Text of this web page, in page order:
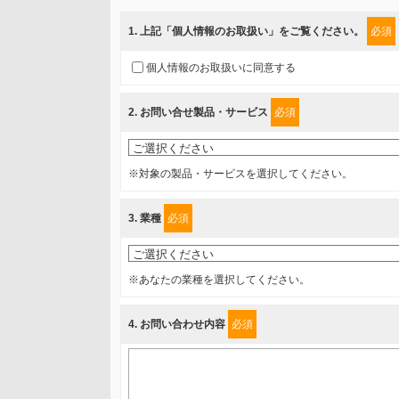
ご入力頂いたお客様の情報は、個人情報保護方針に則
得たいと存じますので、宜しくお願い申し上げます。
富士ソフト株式会社
個人情報保護管理担当役員
〒231-8008 神奈川県横浜市中区桜木町1-1
1.当社が取り扱う商品・サービスに関するご案内
2.当社が開催（主催・共催・協賛）するセミナーなど
1. 上記「個人情報のお取扱い」をご覧ください。 必須
個人情報のお取扱いに同意する
2. お問い合せ製品・サービス 必須
※対象の製品・サービスを選択してください。
3. 業種 必須
※あなたの業種を選択してください。
4. お問い合わせ内容 必須